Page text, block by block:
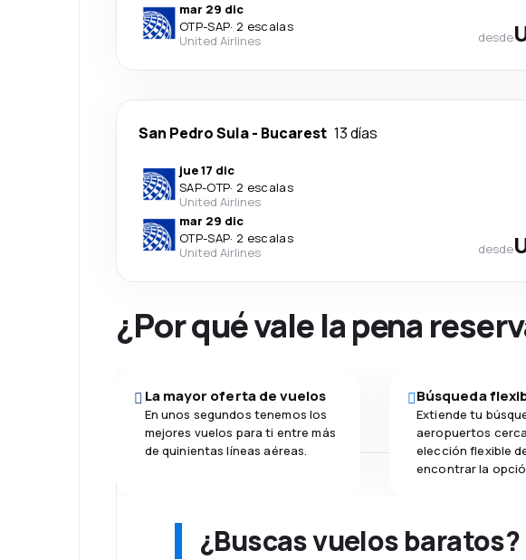
mar 29 dic
OTP-SAP· 2 escalas
United Airlines
desde
San Pedro Sula- Bucarest 13 días
jue 17 dic
SAP-OTP· 2 escalas
United Airlines
mar 29 dic
OTP-SAP· 2 escalas
United Airlines
desde
¿Por qué vale la pena
La mayor oferta de vuelos
En unos segundos tenemos los
mejores vuelos para ti entre más
de quinientas líneas aéreas.
Búsqueda
Extiende tu
aeropuertos
elección flexible
encontrar la
¿Buscas vuelos baratos?